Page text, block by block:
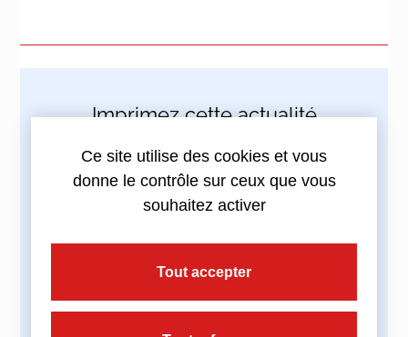
Imprimez cette actualité
Ce site utilise des cookies et vous
donne le contrôle sur ceux que vous
souhaitez activer
Tout accepter